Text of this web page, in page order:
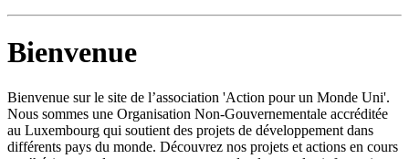
Bienvenue
Bienvenue sur le site de l’association 'Action pour un Monde Uni'.
Nous sommes une Organisation Non-Gouvernementale accréditée
au Luxembourg qui soutient des projets de développement dans
différents pays du monde. Découvrez nos projets et actions en cours